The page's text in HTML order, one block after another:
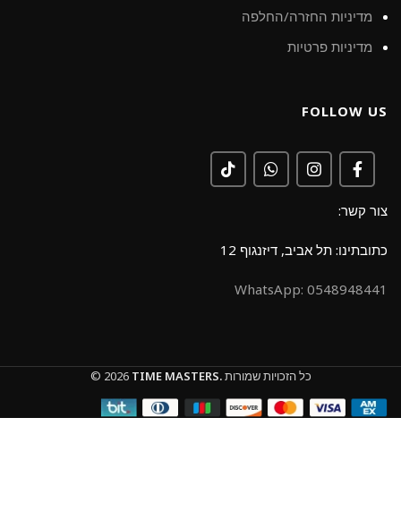
מדיניות החזרה/החלפה
מדיניות פרטיות
FOLLOW US
צור קשר:
כתובתינו: תל אביב, דיזנגוף 12
0548948441 :WhatsApp
© 2026 TIME MASTERS.כל הזכויות שמורות